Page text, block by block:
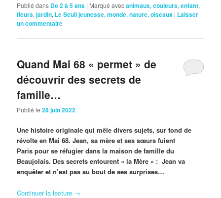
Publié dans De 2 à 5 ans | Marqué avecanimaux,couleurs,enfant,
fleurs,jardin, Le Seuil jeunesse,monde,nature,oiseaux | Laisser
un commentaire
Quand Mai 68 « permet » de
découvrir des secrets de
famille…
Publié le28 juin 2022
Une histoire originale qui mêle divers sujets, sur fond de
révolte en Mai 68. Jean, sa mère et ses sœurs fuient
Paris pour se réfugier dans la maison de famille du
Beaujolais. Des secrets entourent « la Mère » : Jean va
enquêter et n’est pas au bout de ses surprises…
Continuer la lecture →